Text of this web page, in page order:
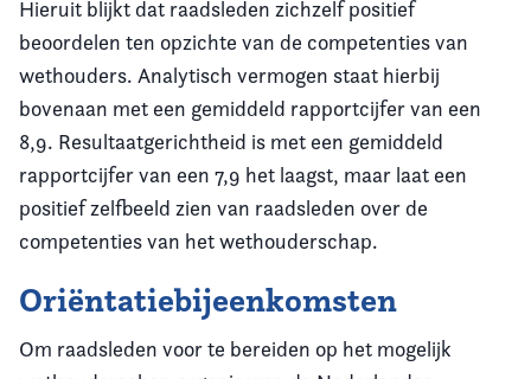
Hieruit blijkt dat raadsleden zichzelf positief
beoordelen ten opzichte van de competenties van
wethouders. Analytisch vermogen staat hierbij
bovenaan met een gemiddeld rapportcijfer van een
8,9. Resultaatgerichtheid is met een gemiddeld
rapportcijfer van een 7,9 het laagst, maar laat een
positief zelfbeeld zien van raadsleden over de
competenties van het wethouderschap.
Oriëntatiebijeenkomsten
Om raadsleden voor te bereiden op het mogelijk